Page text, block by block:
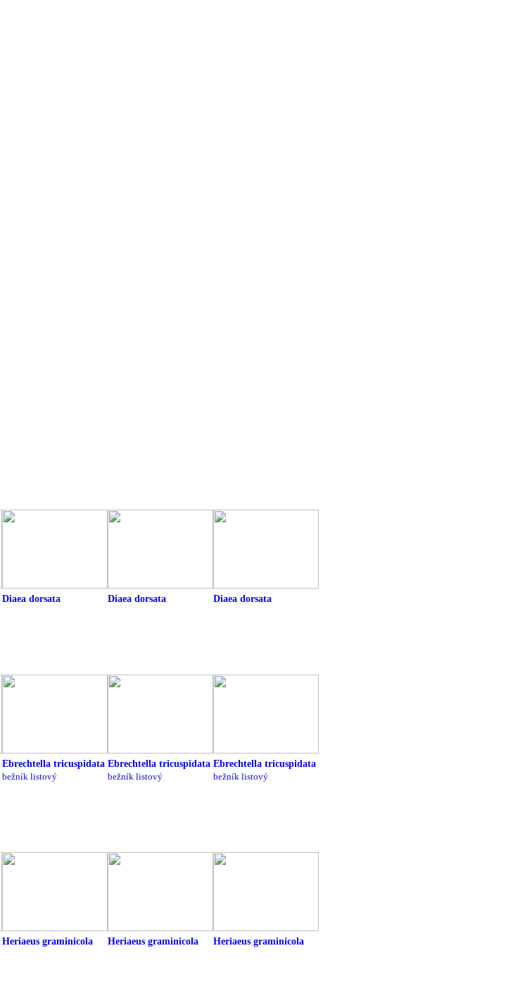
Diaea dorsata Diaea dorsata Diaea dorsata
Ebrechtella tricuspidata
bežník listový
Ebrechtella tricuspidata
bežník listový
Ebrechtella tricuspidata
bežník listový
Heriaeus graminicola Heriaeus graminicola Heriaeus graminicola